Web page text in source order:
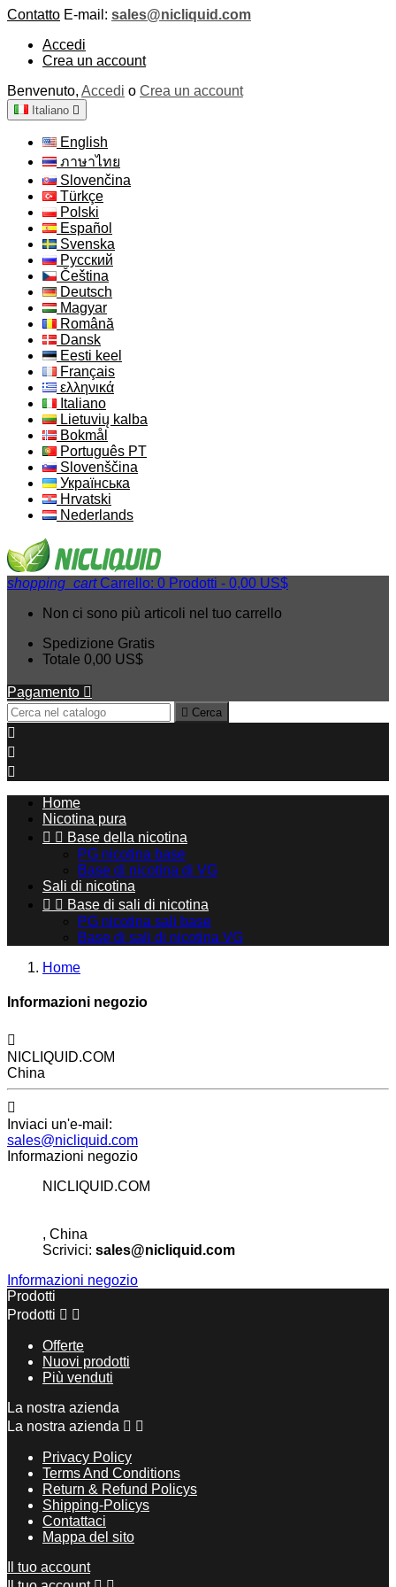
Contatto E-mail: sales@nicliquid.com
Accedi
Crea un account
Benvenuto, Accedi o Crea un account
Italiano 
English
ภาษาไทย
Slovenčina
Türkçe
Polski
Español
Svenska
Русский
Čeština
Deutsch
Magyar
Română
Dansk
Eesti keel
Français
ελληνικά
Italiano
Lietuvių kalba
Bokmål
Português PT
Slovenščina
Українська
Hrvatski
Nederlands
shopping_cart Carrello: 0 Prodotti - 0,00 US$
Non ci sono più articoli nel tuo carrello
Spedizione Gratis
Totale 0,00 US$
Pagamento 
 Cerca



Home
Nicotina pura
  Base della nicotina
PG nicotina base
Base di nicotina di VG
Sali di nicotina
  Base di sali di nicotina
PG nicotina sali base
Base di sali di nicotina VG
Home
Informazioni negozio

NICLIQUID.COM
China

Inviaci un'e-mail:
sales@nicliquid.com
Informazioni negozio
NICLIQUID.COM
, China
Scrivici: sales@nicliquid.com
Informazioni negozio
Prodotti
Prodotti  
Offerte
Nuovi prodotti
Più venduti
La nostra azienda
La nostra azienda  
Privacy Policy
Terms And Conditions
Return & Refund Policys
Shipping-Policys
Contattaci
Mappa del sito
Il tuo account